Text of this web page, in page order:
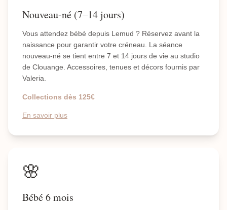
Nouveau-né (7–14 jours)
Vous attendez bébé depuis Lemud ? Réservez avant la
naissance pour garantir votre créneau. La séance
nouveau-né se tient entre 7 et 14 jours de vie au studio
de Clouange. Accessoires, tenues et décors fournis par
Valeria.
Collections dès 125€
En savoir plus
🌸
Bébé 6 mois